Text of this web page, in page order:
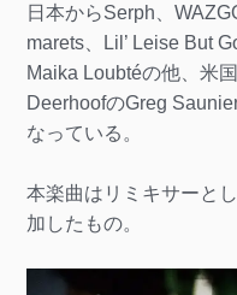
日本からSerph、
marets、Lil’ Leise But
Maika Loubtéの他、米
DeerhoofのGreg
なっている。
本楽曲はリミキサーと
加したもの。